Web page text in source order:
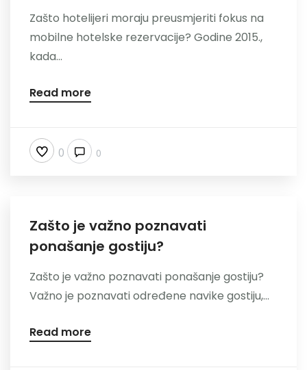
Zašto hotelijeri moraju preusmjeriti fokus na
mobilne hotelske rezervacije? Godine 2015.,
kada...
Read more
0 0
Zašto je važno poznavati
ponašanje gostiju?
Zašto je važno poznavati ponašanje gostiju?
Važno je poznavati određene navike gostiju,...
Read more